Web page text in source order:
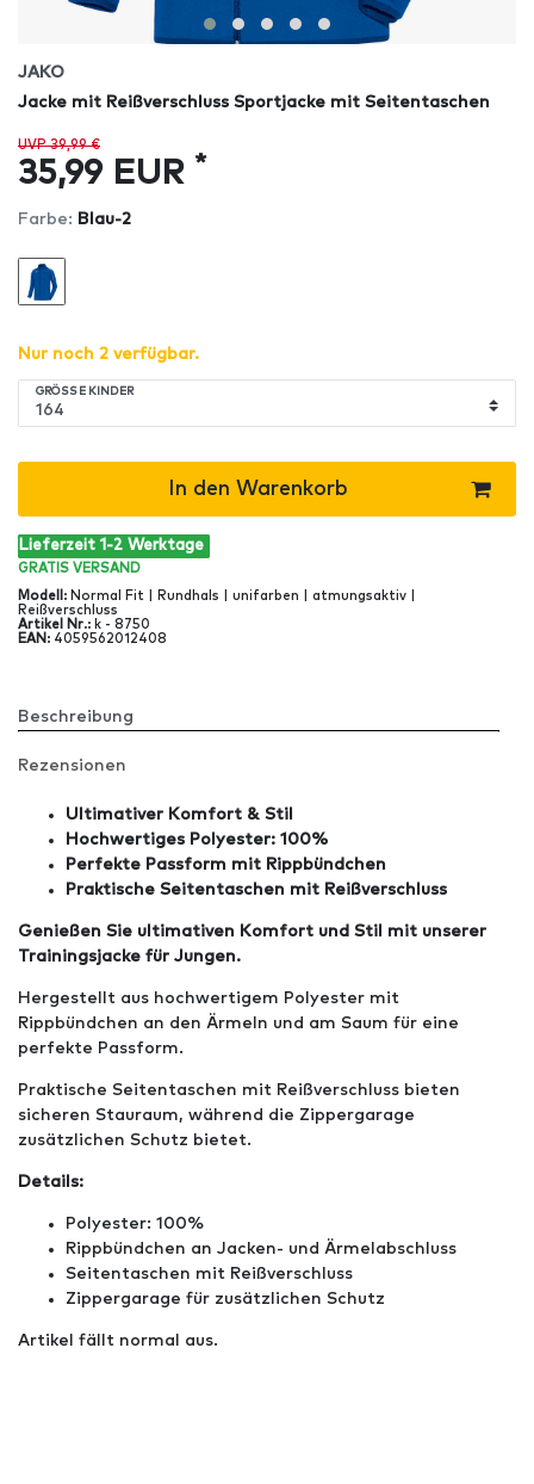
JAKO
Jacke mit Reißverschluss Sportjacke mit Seitentaschen
UVP 39,99 €
35,99 EUR *
Farbe: Blau-2
Nur noch 2 verfügbar.
GRÖSSE KINDER
In den Warenkorb
Lieferzeit 1-2 Werktage
GRATIS VERSAND
Modell : Normal Fit | Rundhals | unifarben | atmungsaktiv |
Reißverschluss
Artikel Nr.: k - 8750
EAN : 4059562012408
Beschreibung
Rezensionen
Ultimativer Komfort & Stil
Hochwertiges Polyester: 100%
Perfekte Passform mit Rippbündchen
Praktische Seitentaschen mit Reißverschluss
Genießen Sie ultimativen Komfort und Stil mit unserer
Trainingsjacke für Jungen.
Hergestellt aus hochwertigem Polyester mit
Rippbündchen an den Ärmeln und am Saum für eine
perfekte Passform.
Praktische Seitentaschen mit Reißverschluss bieten
sicheren Stauraum, während die Zippergarage
zusätzlichen Schutz bietet.
Details:
Polyester: 100%
Rippbündchen an Jacken- und Ärmelabschluss
Seitentaschen mit Reißverschluss
Zippergarage für zusätzlichen Schutz
Artikel fällt normal aus.